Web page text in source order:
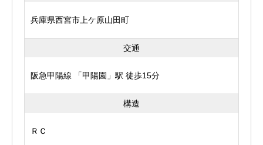
兵庫県西宮市上ケ原山田町
交通
阪急甲陽線 「甲陽園」駅 徒歩15分
構造
ＲＣ